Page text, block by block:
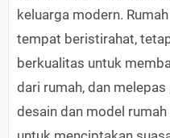
keluarga modern.
tempat beristirahat,
berkualitas untuk
dari rumah, dan
desain dan model